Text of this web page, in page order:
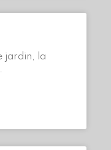
jardin, la